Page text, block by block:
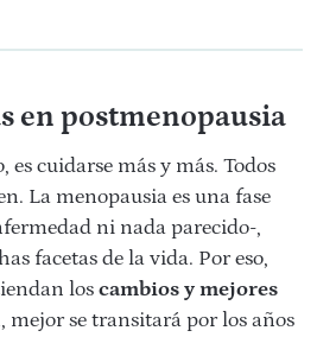
en postmenopausia
es cuidarse más y más. Todos
La menopausia es una fase
ni nada parecido-,
facetas de la vida. Por eso,
los cambios y mejores
mejor se transitará por los años